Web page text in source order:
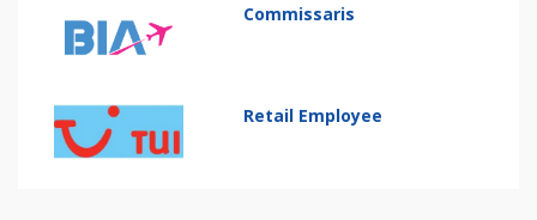
Commissaris
Retail Employee